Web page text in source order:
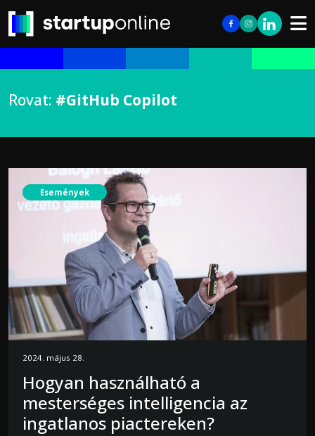
Rovat: #GitHub Copilot
Események
2024. május 28.
Hogyan használható a
mesterséges intelligencia az
ingatlanos piactereken?